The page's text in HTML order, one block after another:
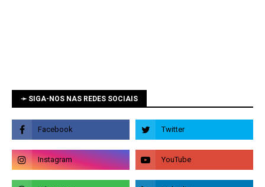
➛ SIGA-NOS NAS REDES SOCIAIS